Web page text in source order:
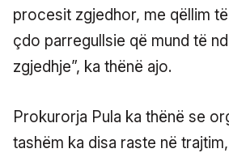
procesit zgjedhor, me qëllim
çdo parregullsie që mund të
zgjedhje”, ka thënë ajo.
Prokurorja Pula ka thënë se
tashëm ka disa raste në